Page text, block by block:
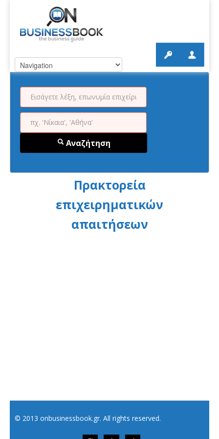
Αναζήτηση
Πρακτορεία
επιχειρηματικών
απαιτήσεων
© 2013 onbusinessbook.gr. All rights reserved.